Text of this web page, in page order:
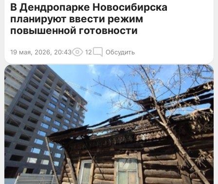
В Дендропарке Новосибирска
планируют ввести режим
повышенной готовности
19 мая, 2026, 20:43 12 Обсудить